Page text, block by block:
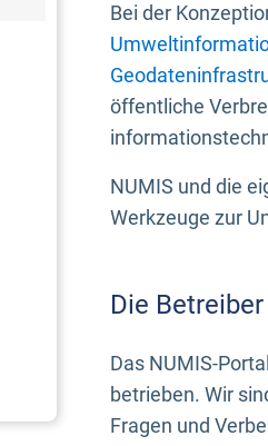
Bei der
öffentliche
NUMIS und die
Werkzeuge zur
Die
Das NUMIS-
betrieben. Wir
Fragen und